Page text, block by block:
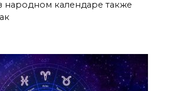
в народном календаре также